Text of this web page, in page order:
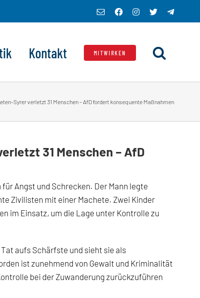
E-
FacebookInstagram
X
Kontakt MITWIRKEN
Syrer verletzt 31 Menschen – AfD fordert konsequente Maßnahmen
31 Menschen – AfD
Angst und Schrecken. Der Mann legte
Zivilisten mit einer Machete. Zwei Kinder
im Einsatz, um die Lage unter Kontrolle zu
aufs Schärfste und sieht sie als
ist zunehmend von Gewalt und Kriminalität
bei der Zuwanderung zurückzuführen